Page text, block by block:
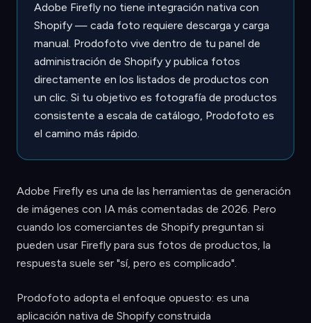
Adobe Firefly no tiene integración nativa con
Shopify — cada foto requiere descarga y carga
manual. Prodofoto vive dentro de tu panel de
administración de Shopify y publica fotos
directamente en los listados de productos con
un clic. Si tu objetivo es fotografía de productos
consistente a escala de catálogo, Prodofoto es
el camino más rápido.
Adobe Firefly es una de las herramientas de generación
de imágenes con IA más comentadas de 2026. Pero
cuando los comerciantes de Shopify preguntan si
pueden usar Firefly para sus fotos de productos, la
respuesta suele ser "sí, pero es complicado".
Prodofoto adopta el enfoque opuesto: es una
aplicación nativa de Shopify construida